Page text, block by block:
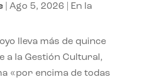
| Ago 5, 2026
En la
lleva más de quince
a la Gestión Cultural,
«por encima de todas